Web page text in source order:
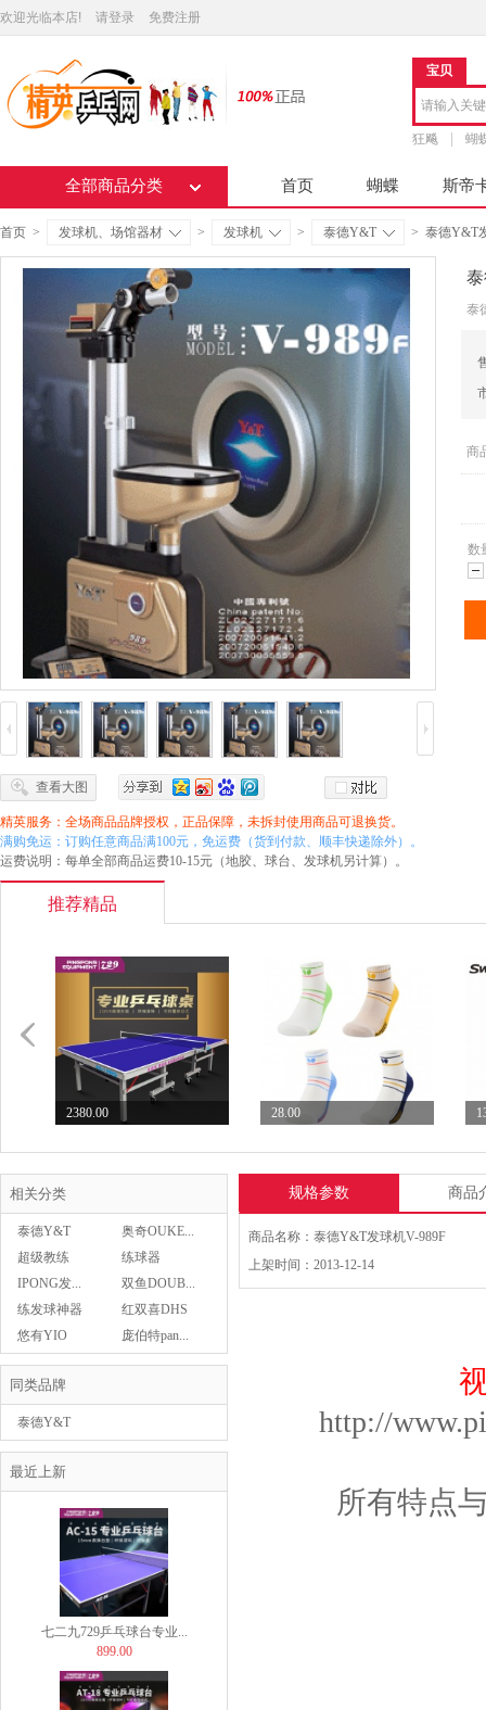
欢迎光临本店! 请登录 免费注册
宝贝
狂飚 蝴
全部商品分类 首页 蝴蝶 斯帝
首页 > 发球机、场馆器材 > 发球机 > 泰德Y&T > 泰德Y&T
泰
商
数
查看大图
精英服务：全场商品品牌授权，正品保障，未拆封使用商品可退换货。
满购免运：订购任意商品满100元，免运费（货到付款、顺丰快递除外）。
运费说明：每单全部商品运费10-15元（地胶、球台、发球机另计算）。
推荐精品
2380.00
28.00
28.00
Butterfly蝴蝶乒...
相关分类
泰德Y&T
奥奇OUKE...
超级教练
练球器
IPONG发...
双鱼DOUB...
练发球神器
红双喜DHS
悠有YIO
庞伯特pan...
同类品牌
泰德Y&T
最近上新
Asics亚瑟士乒乓球鞋...
439.00
29.00
七二九729乒乓球台专业...
899.00
规格参数 商品
商品名称：泰德Y&T发球机V-989F
上架时间：2013-12-14
http://
所有特点